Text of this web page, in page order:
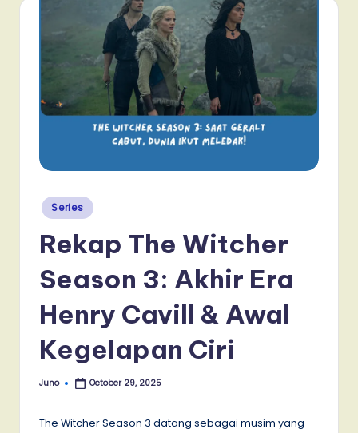
Posted
in
Series
Rekap The Witcher
Season 3: Akhir Era
Henry Cavill & Awal
Kegelapan Ciri
Posted
Juno October 29, 2025
The Witcher Season 3 datang sebagai musim yang